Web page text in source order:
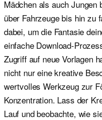
Mädchen als auch Jungen
über Fahrzeuge bis hin zu
dabei, um die Fantasie
einfache Download-
Zugriff auf neue Vorlagen
nicht nur eine kreative
wertvolles Werkzeug zur
Konzentration. Lass der
Lauf und beobachte, wie